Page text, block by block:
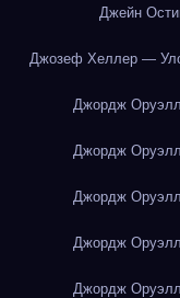
Джейн
Джозеф Хеллер —
Джордж
Джордж
Джордж
Джордж
Джордж